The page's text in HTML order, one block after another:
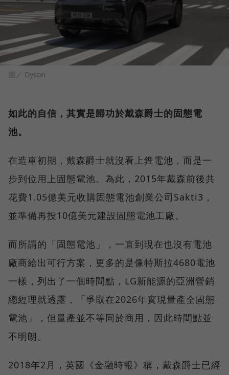
圖／ Dyson
如此的自信，其實是歸功於戴森爵士的固態電
池。
在造車初期，戴森爵士就沒看上鋰電池，而是一
步到位用上固態電池。為此，2015年戴森前後共
花費1.05億美元收購固態電池創業公司Sakti3，
並準備再投10億美元建設固態電池工廠。
而所謂的「固態電池」，一直到現在也沒有電池
廠商給出可行方案，更多的是像特斯拉4680電池
一樣，列出了一個時間點，LG新能源的亞洲營銷
總經理就透露，「爭取在2026年實現量產全固態
電池」，但量產並不等同於商用，因此時間點並
不明朗。
2018年2月，英國《金融時報》稱，戴森爵士已經